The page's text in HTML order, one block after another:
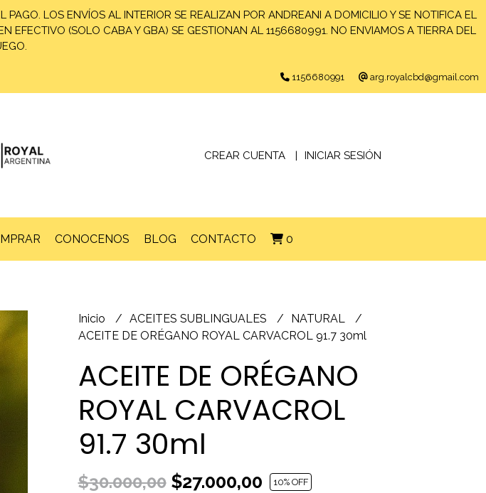
LOS ENVÍOS AL INTERIOR SE REALIZAN POR ANDREANI A DOMICILIO Y SE NOTIFICA EL
EFECTIVO (SOLO CABA Y GBA) SE GESTIONAN AL 1156680991. NO ENVIAMOS A TIERRA DEL
1156680991 arg.royalcbd@gmail.com
CREAR CUENTA INICIAR SESIÓN
CONOCENOS BLOG CONTACTO 0
Inicio ACEITES SUBLINGUALES
NATURAL
ACEITE DE ORÉGANO ROYAL CARVACROL 91.7 30ml
ACEITE DE ORÉGANO
ROYAL CARVACROL
91.7 30ml
$30.000,00$27.000,00 10% OFF